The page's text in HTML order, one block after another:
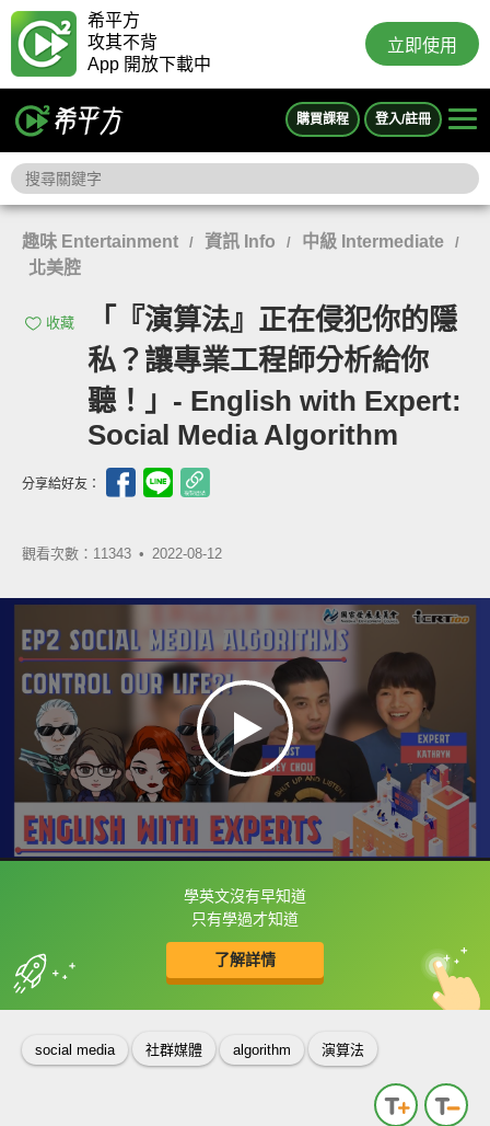
希平方
攻其不背
App 開放下載中
立即使用
購買課程 登入/註冊
趣味 Entertainment / 資訊 Info / 中級 Intermediate /
北美腔
收藏
「『演算法』正在侵犯你的隱
私？讓專業工程師分析給你
聽！」- English with Expert:
Social Media Algorithm
分享給好友：
觀看次數：11343 • 2022-08-12
學英文沒有早知道
只有學過才知道
了解詳情
框選或點兩下字幕可以直接查字典喔！
收錄佳句 中
英
social media 社群媒體 algorithm 演算法